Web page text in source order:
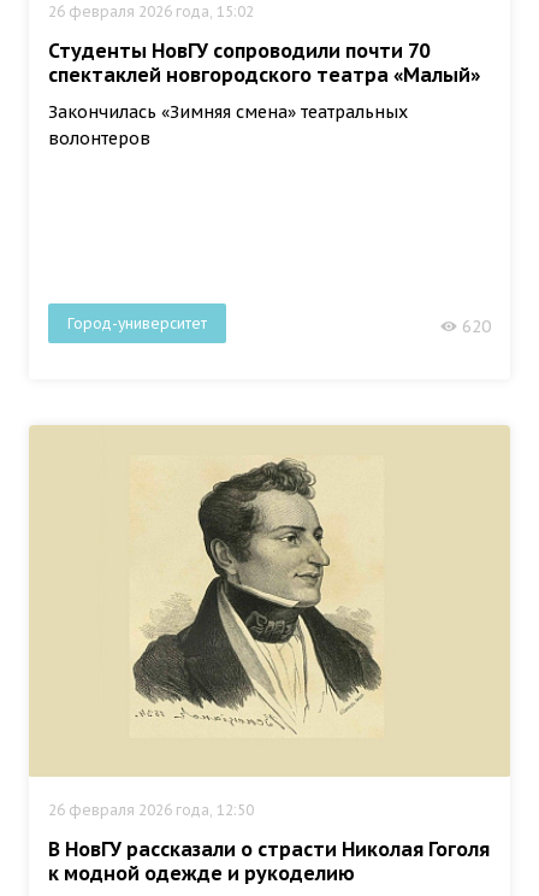
26 февраля 2026 года, 15:02
Студенты НовГУ сопроводили почти 70
спектаклей новгородского театра «Малый»
Закончилась «Зимняя смена» театральных
волонтеров
Город-университет 620
26 февраля 2026 года, 12:50
В НовГУ рассказали о страсти Николая Гоголя
к модной одежде и рукоделию